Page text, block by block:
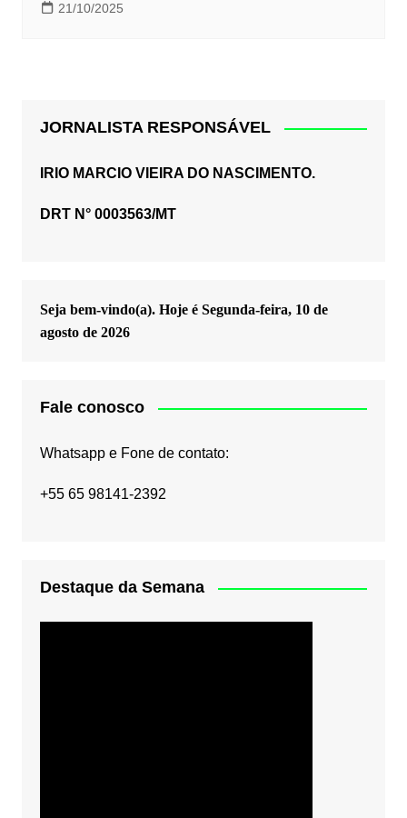
21/10/2025
JORNALISTA RESPONSÁVEL
IRIO MARCIO VIEIRA DO NASCIMENTO.
DRT N° 0003563/MT
Seja bem-vindo(a). Hoje é Segunda-feira, 10 de
agosto de 2026
Fale conosco
Whatsapp e Fone de contato:
+55 65 98141-2392
Destaque da Semana